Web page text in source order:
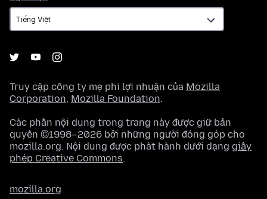
ngữ
Truy cập công ty mẹ phi lợi nhuận của Mozilla
Corporation, Mozilla Foundation.
Các phần nội dung trong trang này được giữ bản
quyền ©1998–2026 bởi những người đóng góp cho
mozilla.org. Nội dung được phát hành dưới dạng giấy
phép Creative Commons.
mozilla.org